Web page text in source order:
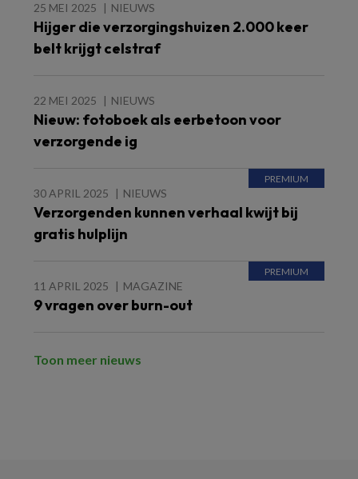
25 MEI 2025 NIEUWS
Hijger die verzorgingshuizen 2.000 keer
belt krijgt celstraf
22 MEI 2025 NIEUWS
Nieuw: fotoboek als eerbetoon voor
verzorgende ig
30 APRIL 2025 NIEUWS
Verzorgenden kunnen verhaal kwijt bij
gratis hulplijn
11 APRIL 2025 MAGAZINE
9 vragen over burn-out
Toon meer nieuws